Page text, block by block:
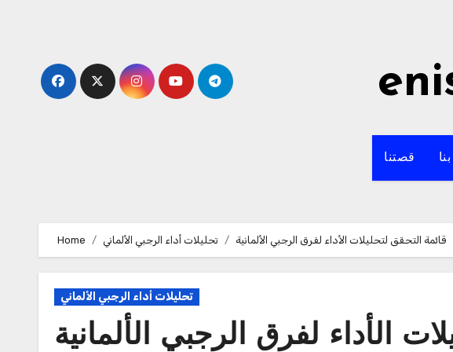
قصتنا
Home تحليلات أداء الرجبي الألماني قائمة التحقق لتحليلات الأداء لفرق الرجبي الألمانية
تحليلات أداء الرجبي الألماني
الأداء لفرق الرجبي الألمانية